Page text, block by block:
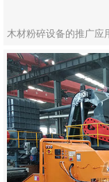
木材粉碎设备的推广应